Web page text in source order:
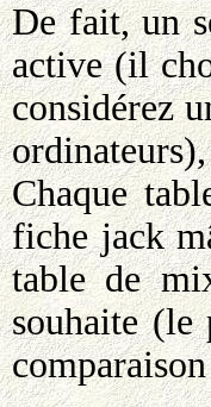
De fait, un
active (il
considérez
Chaque
fiche jack
table de
souhaite (le